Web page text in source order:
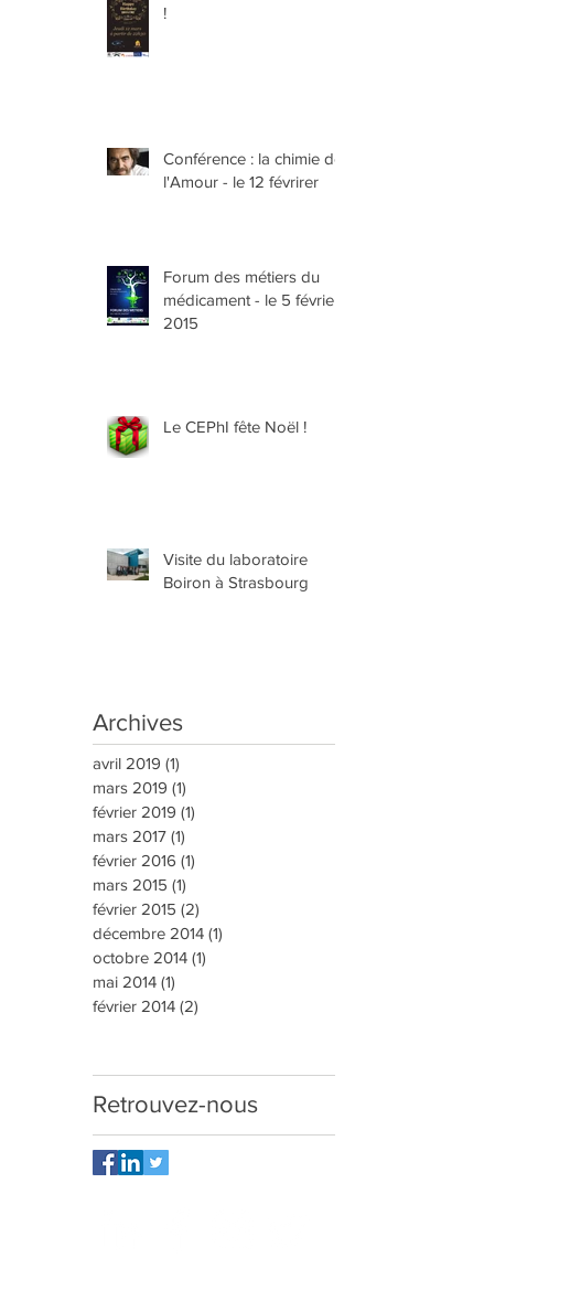
!
Conférence : la chimie de
l'Amour - le 12 févrirer
Forum des métiers du
médicament - le 5 février
2015
Le CEPhI fête Noël !
Visite du laboratoire
Boiron à Strasbourg
Archives
avril 2019 (1)
mars 2019 (1)
février 2019 (1)
mars 2017 (1)
février 2016 (1)
mars 2015 (1)
février 2015 (2)
décembre 2014 (1)
octobre 2014 (1)
mai 2014 (1)
février 2014 (2)
Retrouvez-nous